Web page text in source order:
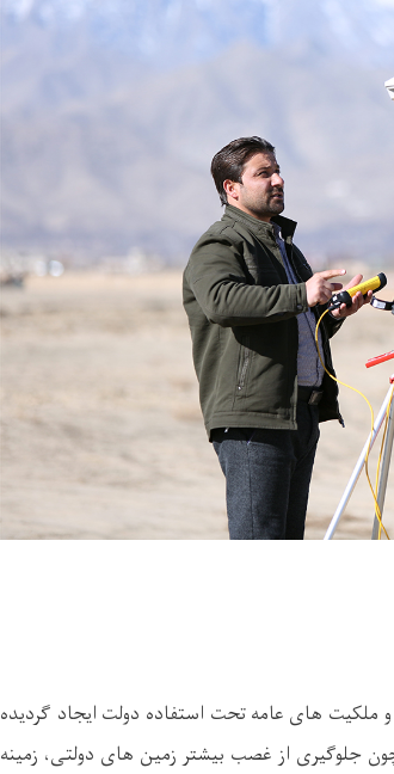
ملکیت های عامه تحت استفاده دولت ایجاد گردیده
جلوگیری از غصب بیشتر زمین های دولتی، زمینه